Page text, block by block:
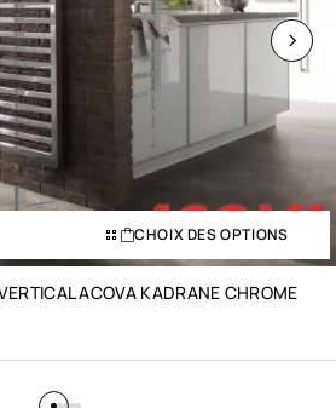
CHOIX DES OPTIONS
ACOVA KADRANE CHROME